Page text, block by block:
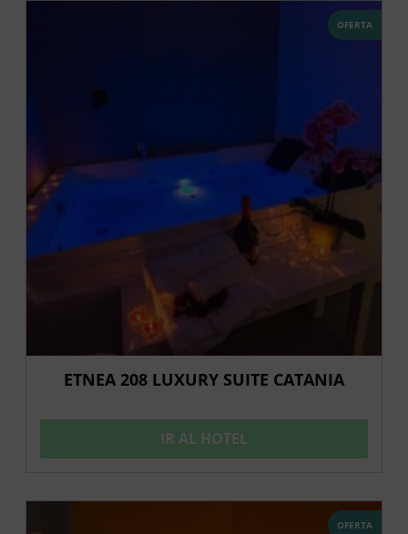
OFERTA
ETNEA 208 LUXURY SUITE CATANIA
IR AL HOTEL
OFERTA